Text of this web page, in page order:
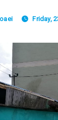
Friday,